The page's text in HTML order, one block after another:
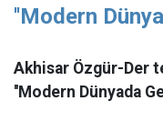
''Modern
Akhisar Özgür-Der
''Modern Dünyada